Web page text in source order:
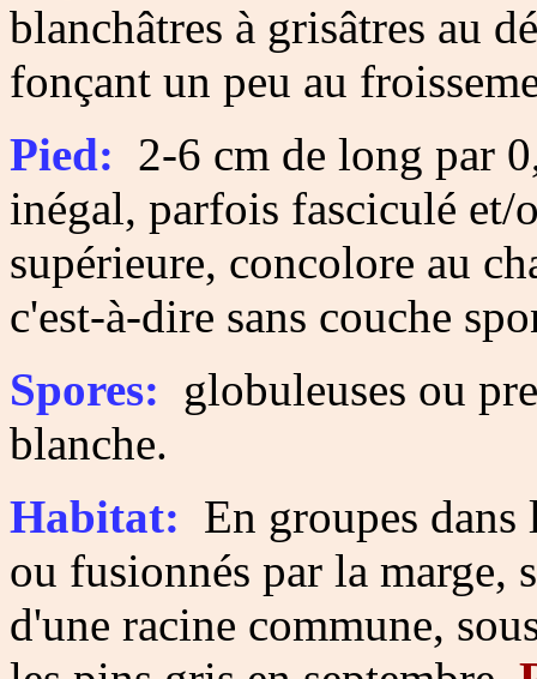
blanchâtres à grisâtres au
fonçant un peu au
Pied: 2-6 cm de long par
inégal, parfois fasciculé et/
supérieure, concolore au
c'est-à-dire sans couche
Spores: globuleuses ou
blanche.
Habitat: En groupes dans
ou fusionnés par la marge,
d'une racine commune,